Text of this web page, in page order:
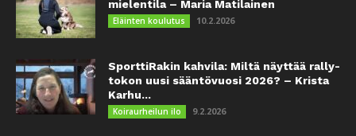
mielentila – Maria Matilainen
Eläinten koulutus 10.2.2026
SporttiRakin kahvila: Miltä näyttää rally-
tokon uusi sääntövuosi 2026? – Krista
Karhu...
Koiraurheilun ilo 9.2.2026